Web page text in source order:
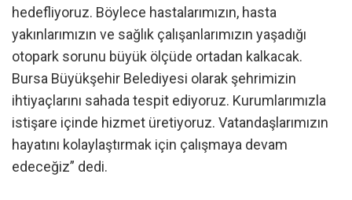
hedefliyoruz. Böylece hastalarımızın, hasta
yakınlarımızın ve sağlık çalışanlarımızın yaşadığı
otopark sorunu büyük ölçüde ortadan kalkacak.
Bursa Büyükşehir Belediyesi olarak şehrimizin
ihtiyaçlarını sahada tespit ediyoruz. Kurumlarımızla
istişare içinde hizmet üretiyoruz. Vatandaşlarımızın
hayatını kolaylaştırmak için çalışmaya devam
edeceğiz” dedi.